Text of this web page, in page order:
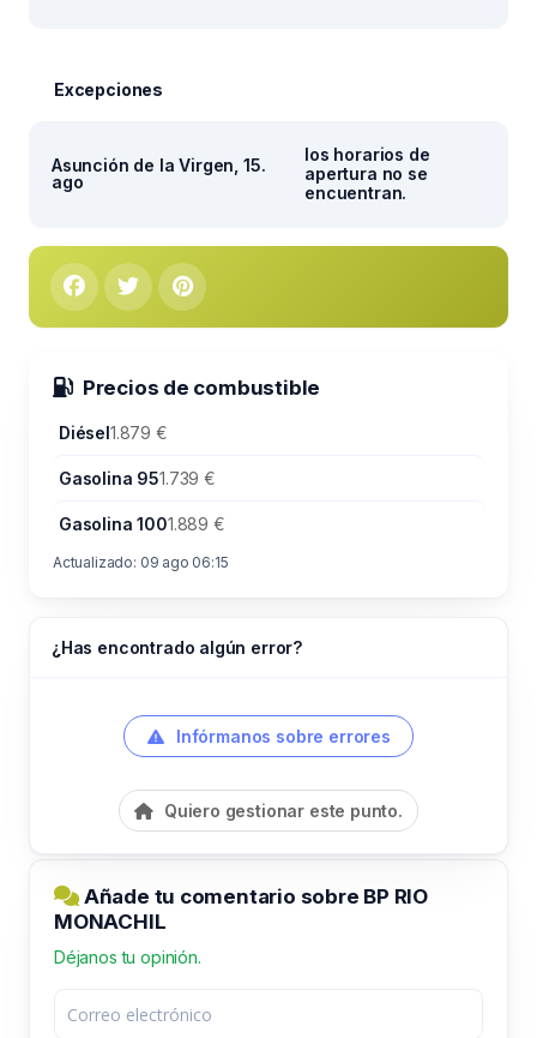
Excepciones
Asunción de la Virgen, 15.
ago
los horarios de
apertura no se
encuentran.
Precios de combustible
Diésel1.879 €
Gasolina 951.739 €
Gasolina 1001.889 €
Actualizado: 09 ago 06:15
¿Has encontrado algún error?
Infórmanos sobre errores
Quiero gestionar este punto.
Añade tu comentario sobre BP RIO
MONACHIL
Déjanos tu opinión.